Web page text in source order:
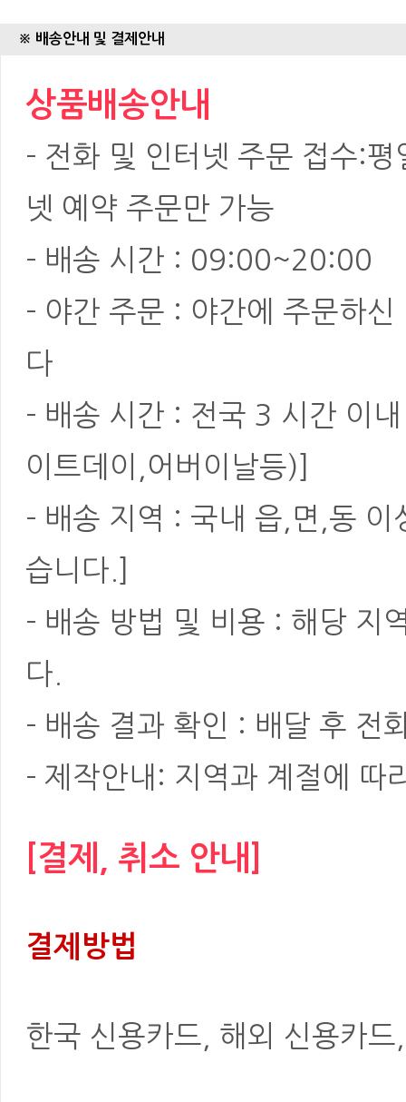
※ 배송안내 및 결제안내
상품배송안내
- 전화 및 인터넷 주문 접수:
넷 예약 주문만 가능
- 배송 시간 : 09:00~20:00
- 야간 주문 : 야간에 주문하
다
- 배송 시간 : 전국 3 시간 이
이트데이,어버이날등)]
- 배송 지역 : 국내 읍,면,동
습니다.]
- 배송 방법 및 비용 : 해당 지
다.
- 배송 결과 확인 : 배달 후 전
- 제작안내: 지역과 계절에 따
[결제, 취소 안내]
결제방법
한국 신용카드, 해외 신용카